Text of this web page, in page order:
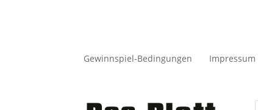
Gewinnspiel-Bedingungen Impressum